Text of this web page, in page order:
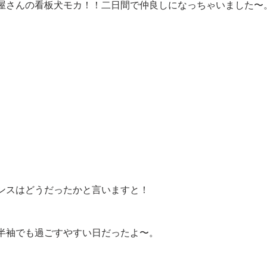
さんの看板犬モカ！！二日間で仲良しになっちゃいました〜
はどうだったかと言いますと！
でも過ごすやすい日だったよ〜。